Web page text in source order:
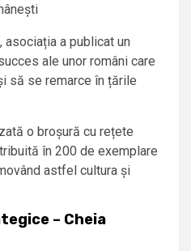
asociația a publicat un
ale unor români care
să se remarce în țările
o broșură cu rețete
în 200 de exemplare
astfel cultura și
– Cheia